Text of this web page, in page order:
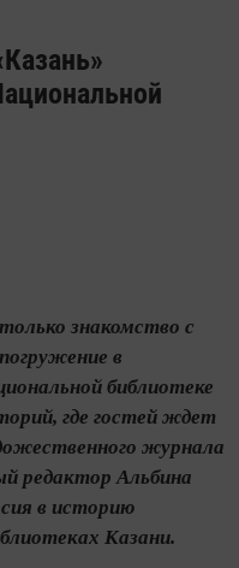
знакомство с
в
библиотеке
где гостей ждет
журнала
редактор Альбина
в историю
Казани.